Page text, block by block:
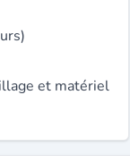
et matériel